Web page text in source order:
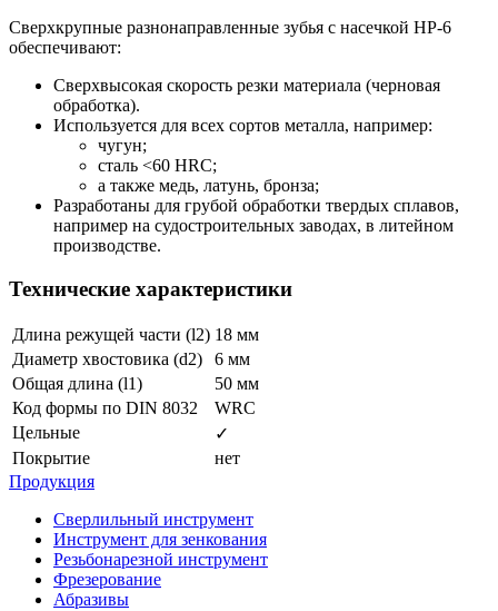
Сверхкрупные разнонаправленные зубья с насечкой HP-6
обеспечивают:
Сверхвысокая скорость резки материала (черновая
обработка).
Используется для всех сортов металла, например:
чугун;
сталь <60 HRC;
а также медь, латунь, бронза;
Разработаны для грубой обработки твердых сплавов,
например на судостроительных заводах, в литейном
производстве.
Технические характеристики
Длина режущей части (l2) 18 мм
Диаметр хвостовика (d2)
6 мм
Общая длина (l1)
50 мм
Код формы по DIN 8032
WRC
Цельные
✓
Покрытие
нет
Продукция
Сверлильный инструмент
Инструмент для зенкования
Резьбонарезной инструмент
Фрезерование
Абразивы